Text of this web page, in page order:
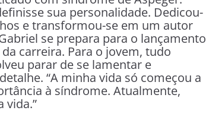
sua personalidade. Dedicou-
e transformou-se em um autor
se prepara para o lançamento
carreira. Para o jovem, tudo
parar de se lamentar e
“A minha vida só começou a
à síndrome. Atualmente,
vida.”